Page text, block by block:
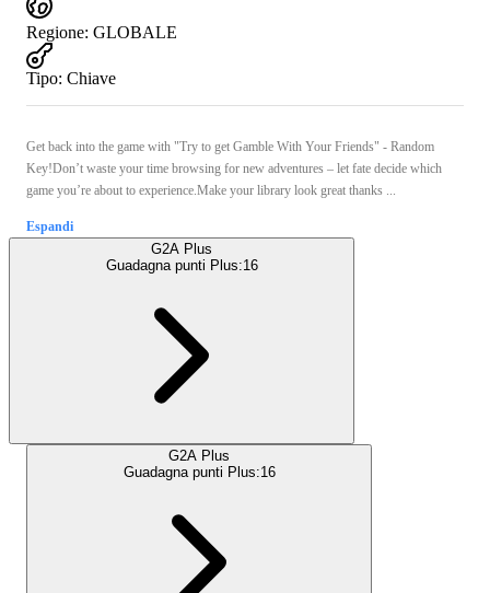
Regione: GLOBALE
Tipo: Chiave
Get back into the game with "Try to get Gamble With Your Friends" - Random
Key!Don’t waste your time browsing for new adventures – let fate decide which
game you’re about to experience.Make your library look great thanks ...
Espandi
G2A Plus
Guadagna punti Plus:16
G2A Plus
Guadagna punti Plus:16